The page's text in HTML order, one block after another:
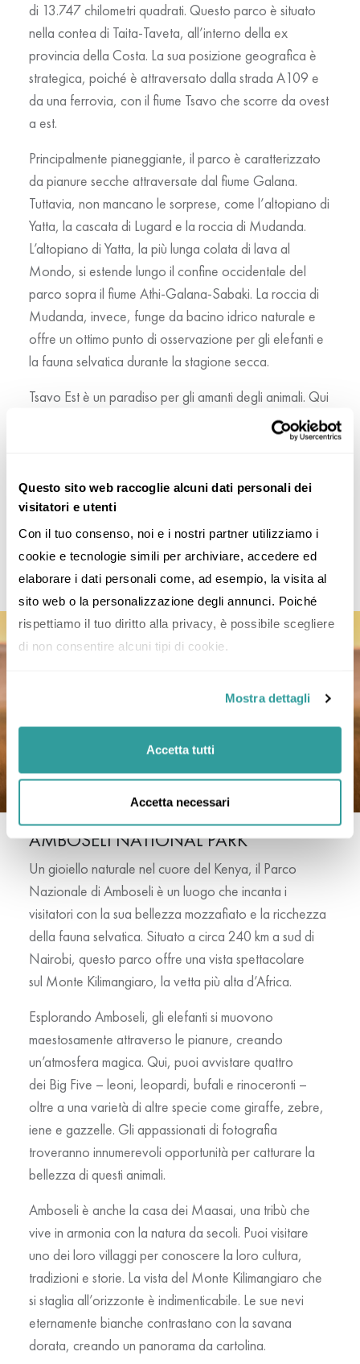
Questo sito web raccoglie alcuni dati personali dei
visitatori e utenti
Con il tuo consenso, noi e i nostri partner utilizziamo i
cookie e tecnologie simili per archiviare, accedere ed
elaborare i dati personali come, ad esempio, la visita al
sito web o la personalizzazione degli annunci. Poiché
rispettiamo il tuo diritto alla privacy, è possibile scegliere
di non consentire alcuni tipi di cookie.
Mostra dettagli
Accetta tutti
Accetta necessari
di 13.747 chilometri quadrati. Questo parco è situato
nella contea di Taita-Taveta, all’interno della ex
provincia della Costa. La sua posizione geografica è
strategica, poiché è attraversato dalla strada A109 e
da una ferrovia, con il fiume Tsavo che scorre da ovest
a est.
Principalmente pianeggiante, il parco è caratterizzato
da pianure secche attraversate dal fiume Galana.
Tuttavia, non mancano le sorprese, come l’altopiano di
Yatta, la cascata di Lugard e la roccia di Mudanda.
L’altopiano di Yatta, la più lunga colata di lava al
Mondo, si estende lungo il confine occidentale del
parco sopra il fiume Athi-Galana-Sabaki. La roccia di
Mudanda, invece, funge da bacino idrico naturale e
offre un ottimo punto di osservazione per gli elefanti e
la fauna selvatica durante la stagione secca.
Tsavo Est è un paradiso per gli amanti degli animali. Qui
avvistare elefanti, bufali, giraffe, leoni, zebre, antilopi, i
selvatici, manguste, civette, ghepardi, linci, gazzelle, or
ici, gerenuk, cervicapre e molte altre specie. Le paludi
di Kanderie la diga diArubasono habitat frequentati
da varie specie di animali e uccelli.
AMBOSELI NATIONAL PARK
Un gioiello naturale nel cuore del Kenya, il Parco
Nazionale di Amboseli è un luogo che incanta i
visitatori con la sua bellezza mozzafiato e la ricchezza
della fauna selvatica. Situato a circa 240 km a sud di
Nairobi, questo parco offre una vista spettacolare
sul Monte Kilimangiaro, la vetta più alta d’Africa.
Esplorando Amboseli, gli elefanti si muovono
maestosamente attraverso le pianure, creando
un’atmosfera magica. Qui, puoi avvistare quattro
dei Big Five – leoni, leopardi, bufali e rinoceronti –
oltre a una varietà di altre specie come giraffe, zebre,
iene e gazzelle. Gli appassionati di fotografia
troveranno innumerevoli opportunità per catturare la
bellezza di questi animali.
Amboseli è anche la casa dei Maasai, una tribù che
vive in armonia con la natura da secoli. Puoi visitare
uno dei loro villaggi per conoscere la loro cultura,
tradizioni e storie. La vista del Monte Kilimangiaro che
si staglia all’orizzonte è indimenticabile. Le sue nevi
eternamente bianche contrastano con la savana
dorata, creando un panorama da cartolina.